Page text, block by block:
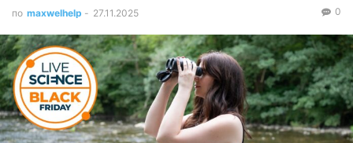
по maxwelhelp - 27.11.2025 0